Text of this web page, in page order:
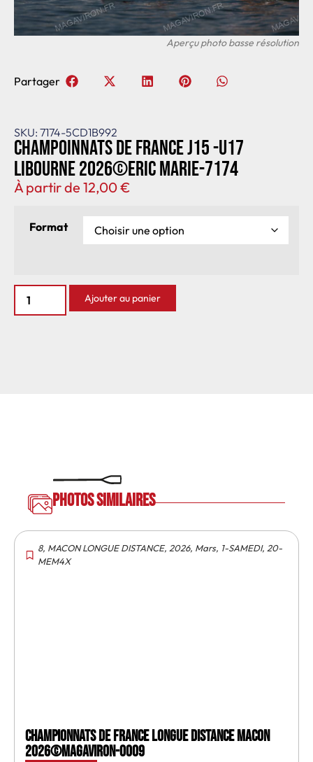
SKU: 7174-5CD1B992
Champoinnats de France J15 -U17
Libourne 2026©Eric Marie-7174
À partir de 12,00€
Format
Ajouter au panier
Partager
Photos similaires
8, MACON LONGUE DISTANCE, 2026, Mars, 1-SAMEDI, 20-
MEM4X
Championnats de France longue distance Macon
2026©MagAviron-0009